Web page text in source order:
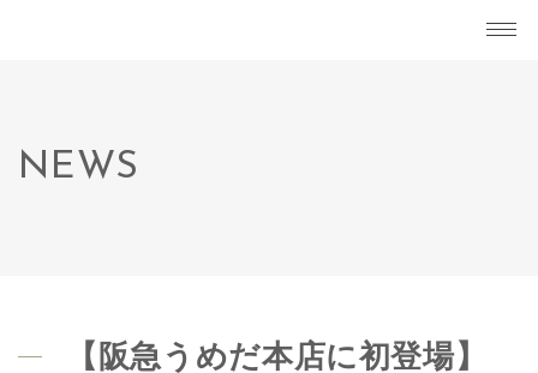
NEWS
【阪急うめだ本店に初登場】